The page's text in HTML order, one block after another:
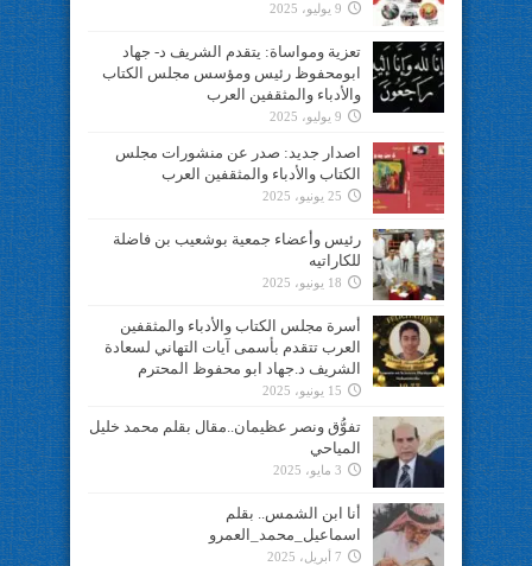
9 يوليو، 2025
تعزية ومواساة: يتقدم الشريف د- جهاد
ابومحفوظ رئيس ومؤسس مجلس الكتاب
والأدباء والمثقفين العرب
9 يوليو، 2025
اصدار جديد: صدر عن منشورات مجلس
الكتاب والأدباء والمثقفين العرب
25 يونيو، 2025
رئيس وأعضاء جمعية بوشعيب بن فاضلة
للكاراتيه
18 يونيو، 2025
أسرة مجلس الكتاب والأدباء والمثقفين
العرب تتقدم بأسمى آيات التهاني لسعادة
الشريف د.جهاد ابو محفوظ المحترم
15 يونيو، 2025
تفوُّق ونصر عظيمان..مقال بقلم محمد خليل
المياحي
3 مايو، 2025
أنا ابن الشمس.. بقلم
اسماعيل_محمد_العمرو
7 أبريل، 2025